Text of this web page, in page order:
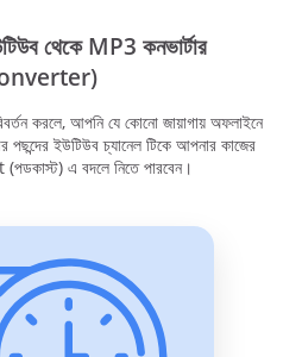
থেকে MP3 কনভার্টার
করলে, আপনি যে কোনো জায়াগায় অফলাইনে
ইউটিউব চ্যানেল টিকে আপনার কাজের
এ বদলে নিতে পারবেন।